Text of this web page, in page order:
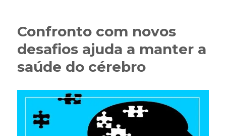
Confronto com novos
desafios ajuda a manter a
saúde do cérebro